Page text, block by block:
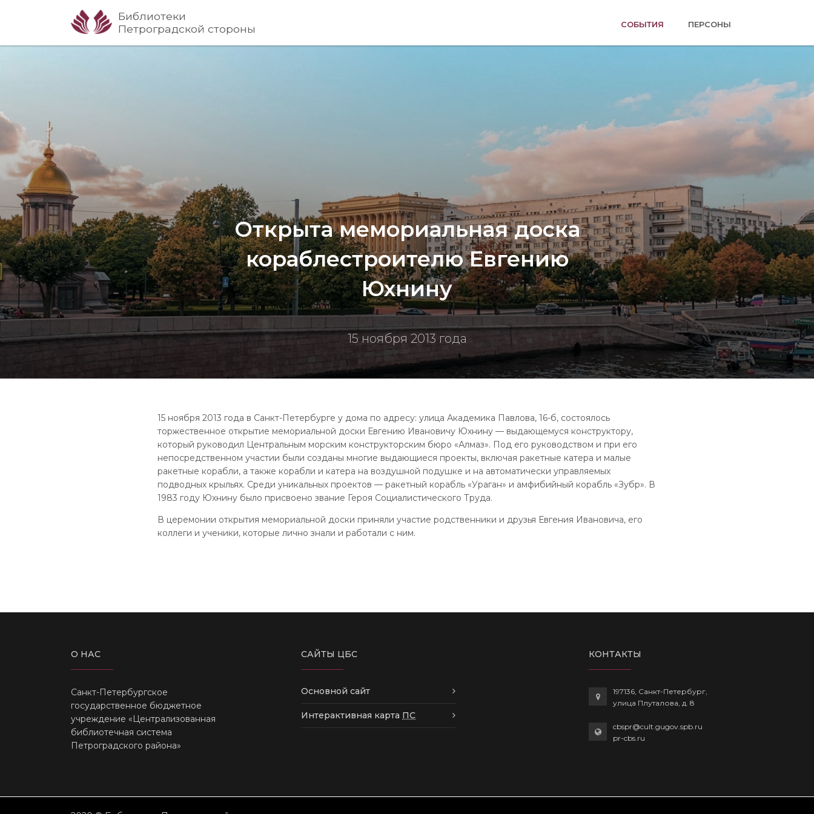
Библиотеки
Петроградской стороны
СОБЫТИЯ (ТЕКУЩАЯ)ПЕРСОНЫ
Открыта мемориальная доска
кораблестроителю Евгению
Юхнину
15 ноября 2013 года
15 ноября 2013 года в Санкт-Петербурге у дома по адресу: улица Академика Павлова, 16-б, состоялось
торжественное открытие мемориальной доски Евгению Ивановичу Юхнину — выдающемуся конструктору,
который руководил Центральным морским конструкторским бюро «Алмаз». Под его руководством и при его
непосредственном участии были созданы многие выдающиеся проекты, включая ракетные катера и малые
ракетные корабли, а также корабли и катера на воздушной подушке и на автоматически управляемых
подводных крыльях. Среди уникальных проектов — ракетный корабль «Ураган» и амфибийный корабль «Зубр». В
1983 году Юхнину было присвоено звание Героя Социалистического Труда.
В церемонии открытия мемориальной доски приняли участие родственники и друзья Евгения Ивановича, его
коллеги и ученики, которые лично знали и работали с ним.
О НАС
Санкт-Петербургское
государственное бюджетное
учреждение «Централизованная
библиотечная система
Петроградского района»
САЙТЫ ЦБС
Основной сайт
Интерактивная карта ПС
КОНТАКТЫ
197136, Санкт-Петербург,
улица Плуталова, д. 8
cbspr@cult.gugov.spb.ru
pr-cbs.ru